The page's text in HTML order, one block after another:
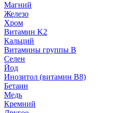
Магний
Железо
Хром
Витамин K2
Кальций
Витамины группы B
Селен
Йод
Инозитол (витамин B8)
Бетаин
Медь
Кремний